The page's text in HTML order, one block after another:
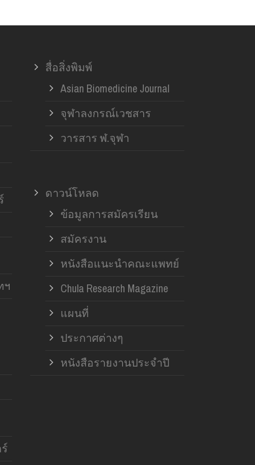
ฯ
สื่อสิ่งพิมพ์
Asian Biomedicine Journal
จุฬาลงกรณ์เวชสาร
วารสาร ฬ.จุฬา
ดาวน์โหลด
ข้อมูลการสมัครเรียน
สมัครงาน
หนังสือแนะนำคณะแพทย์
Chula Research Magazine
แผนที่
ประกาศต่างๆ
หนังสือรายงานประจำปี